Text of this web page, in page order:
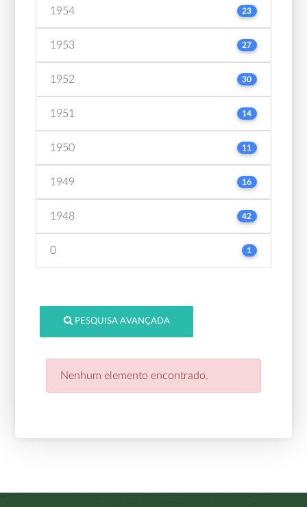
1954 23
1953 27
1952 30
1951 14
1950 11
1949 16
1948 42
0 1
PESQUISA AVANÇADA
Nenhum elemento encontrado.